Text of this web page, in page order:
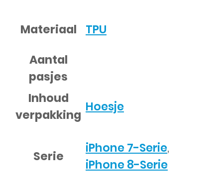
Materiaal
TPU
Aantal
pasjes
Inhoud
verpakking
Hoesje
Serie
iPhone 7-Serie,
iPhone 8-Serie